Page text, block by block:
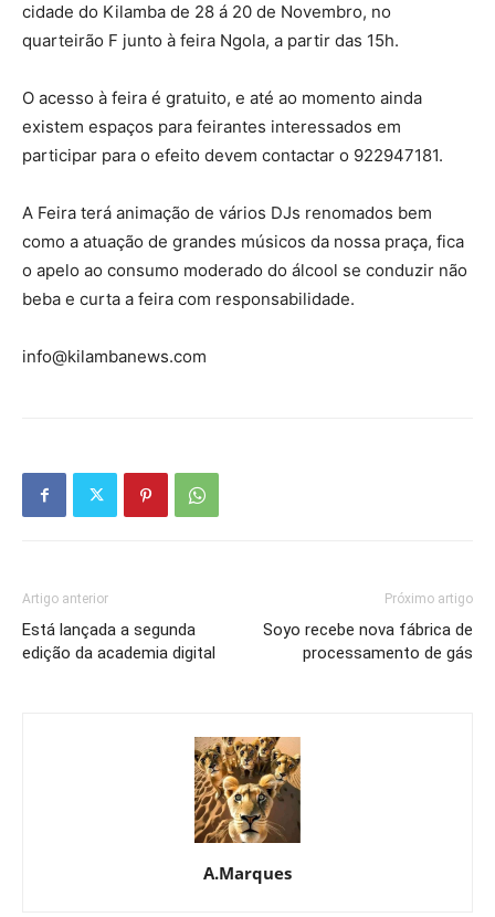
cidade do Kilamba de 28 á 20 de Novembro, no
quarteirão F junto à feira Ngola, a partir das 15h.
O acesso à feira é gratuito, e até ao momento ainda
existem espaços para feirantes interessados em
participar para o efeito devem contactar o 922947181.
A Feira terá animação de vários DJs renomados bem
como a atuação de grandes músicos da nossa praça, fica
o apelo ao consumo moderado do álcool se conduzir não
beba e curta a feira com responsabilidade.
info@kilambanews.com
Artigo anterior
Está lançada a segunda
edição da academia digital
Próximo artigo
Soyo recebe nova fábrica de
processamento de gás
A.Marques